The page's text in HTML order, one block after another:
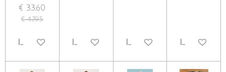
€ 33,60
€ 47,95
IN WINKELWAGENIN WINKELWAGENIN WINKELWAGEN
IN